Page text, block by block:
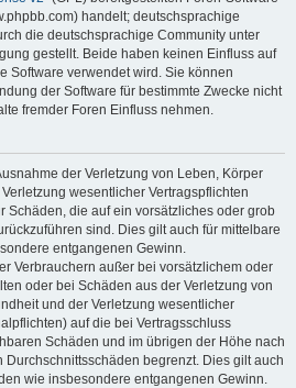
handelt; deutschsprachige
die deutschsprachige Community unter
gestellt. Beide haben keinen Einfluss auf
Software verwendet wird. Sie können
der Software für bestimmte Zwecke nicht
fremder Foren Einfluss nehmen.
der Verletzung von Leben, Körper
wesentlicher Vertragspflichten
Schäden, die auf ein vorsätzliches oder grob
sind. Dies gilt auch für mittelbare
entgangenen Gewinn.
Verbrauchern außer bei vorsätzlichem oder
oder bei Schäden aus der Verletzung von
und der Verletzung wesentlicher
auf die bei Vertragsschluss
Schäden und im übrigen der Höhe nach
Durchschnittsschäden begrenzt. Dies gilt auch
wie insbesondere entgangenen Gewinn.